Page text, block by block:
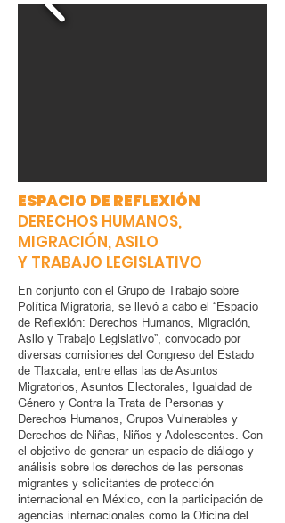
ESPACIO DE REFLEXIÓN
DERECHOS HUMANOS,
MIGRACIÓN, ASILO
Y TRABAJO LEGISLATIVO
En conjunto con el Grupo de Trabajo sobre
Política Migratoria, se llevó a cabo el “Espacio
de Reflexión: Derechos Humanos, Migración,
Asilo y Trabajo Legislativo”, convocado por
diversas comisiones del Congreso del Estado
de Tlaxcala, entre ellas las de Asuntos
Migratorios, Asuntos Electorales, Igualdad de
Género y Contra la Trata de Personas y
Derechos Humanos, Grupos Vulnerables y
Derechos de Niñas, Niños y Adolescentes. Con
el objetivo de generar un espacio de diálogo y
análisis sobre los derechos de las personas
migrantes y solicitantes de protección
internacional en México, con la participación de
agencias internacionales como la Oficina del